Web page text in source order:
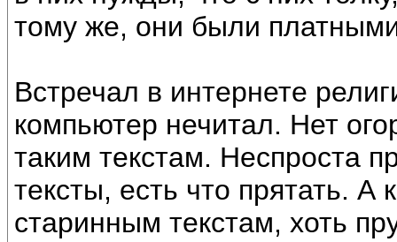
тому же, они были
Встречал в интернете
компьютер нечитал. Нет
таким текстам. Неспроста
тексты, есть что прятать.
старинным текстам, хоть